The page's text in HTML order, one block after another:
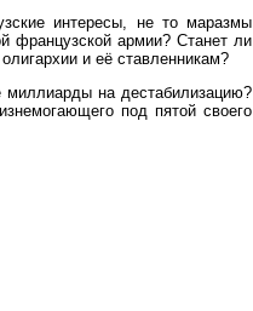
интересы, не то маразмы
французской армии? Станет ли
и её ставленникам?
миллиарды на дестабилизацию?
под пятой своего